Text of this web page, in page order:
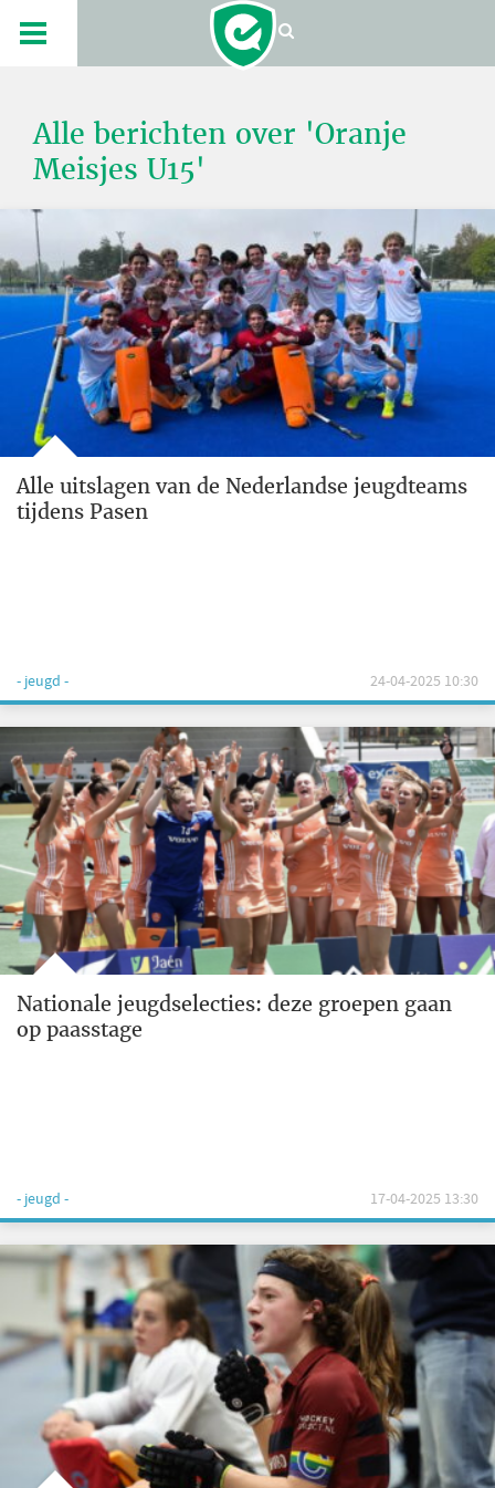
Alle berichten over 'Oranje
Meisjes U15'
Alle uitslagen van de Nederlandse jeugdteams
tijdens Pasen
- jeugd - 24-04-2025 10:30
Nationale jeugdselecties: deze groepen gaan
op paasstage
- jeugd - 17-04-2025 13:30